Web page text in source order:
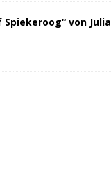
von Julia